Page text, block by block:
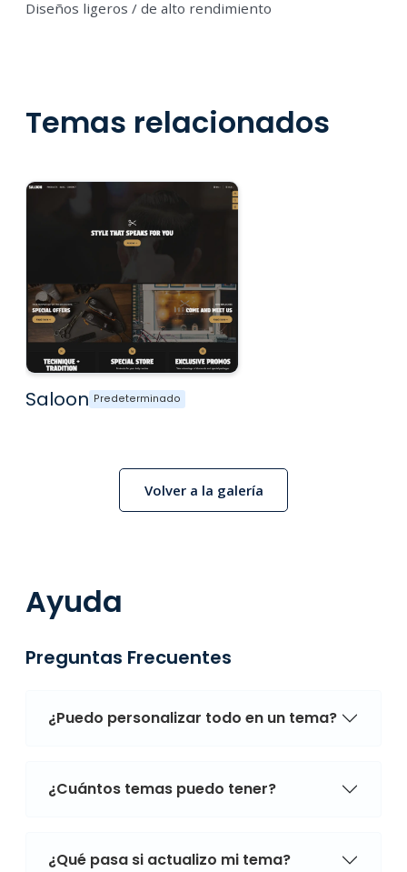
Diseños ligeros / de alto rendimiento
Temas relacionados
Saloon Predeterminado
Volver a la galería
Ayuda
Preguntas Frecuentes
¿Puedo personalizar todo en un tema?
¿Cuántos temas puedo tener?
¿Qué pasa si actualizo mi tema?